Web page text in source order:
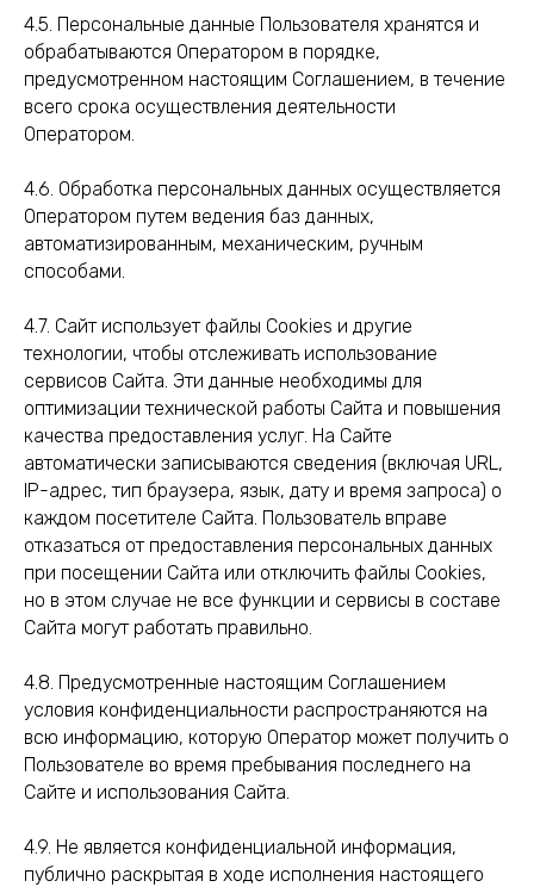
4.5. Персональные данные Пользователя хранятся и
обрабатываются Оператором в порядке,
предусмотренном настоящим Соглашением, в течение
всего срока осуществления деятельности
Оператором.
4.6. Обработка персональных данных осуществляется
Оператором путем ведения баз данных,
автоматизированным, механическим, ручным
способами.
4.7. Сайт использует файлы Cookies и другие
технологии, чтобы отслеживать использование
сервисов Сайта. Эти данные необходимы для
оптимизации технической работы Сайта и повышения
качества предоставления услуг. На Сайте
автоматически записываются сведения (включая URL,
IP-адрес, тип браузера, язык, дату и время запроса) о
каждом посетителе Сайта. Пользователь вправе
отказаться от предоставления персональных данных
при посещении Сайта или отключить файлы Cookies,
но в этом случае не все функции и сервисы в составе
Сайта могут работать правильно.
4.8. Предусмотренные настоящим Соглашением
условия конфиденциальности распространяются на
всю информацию, которую Оператор может получить о
Пользователе во время пребывания последнего на
Сайте и использования Сайта.
4.9. Не является конфиденциальной информация,
публично раскрытая в ходе исполнения настоящего